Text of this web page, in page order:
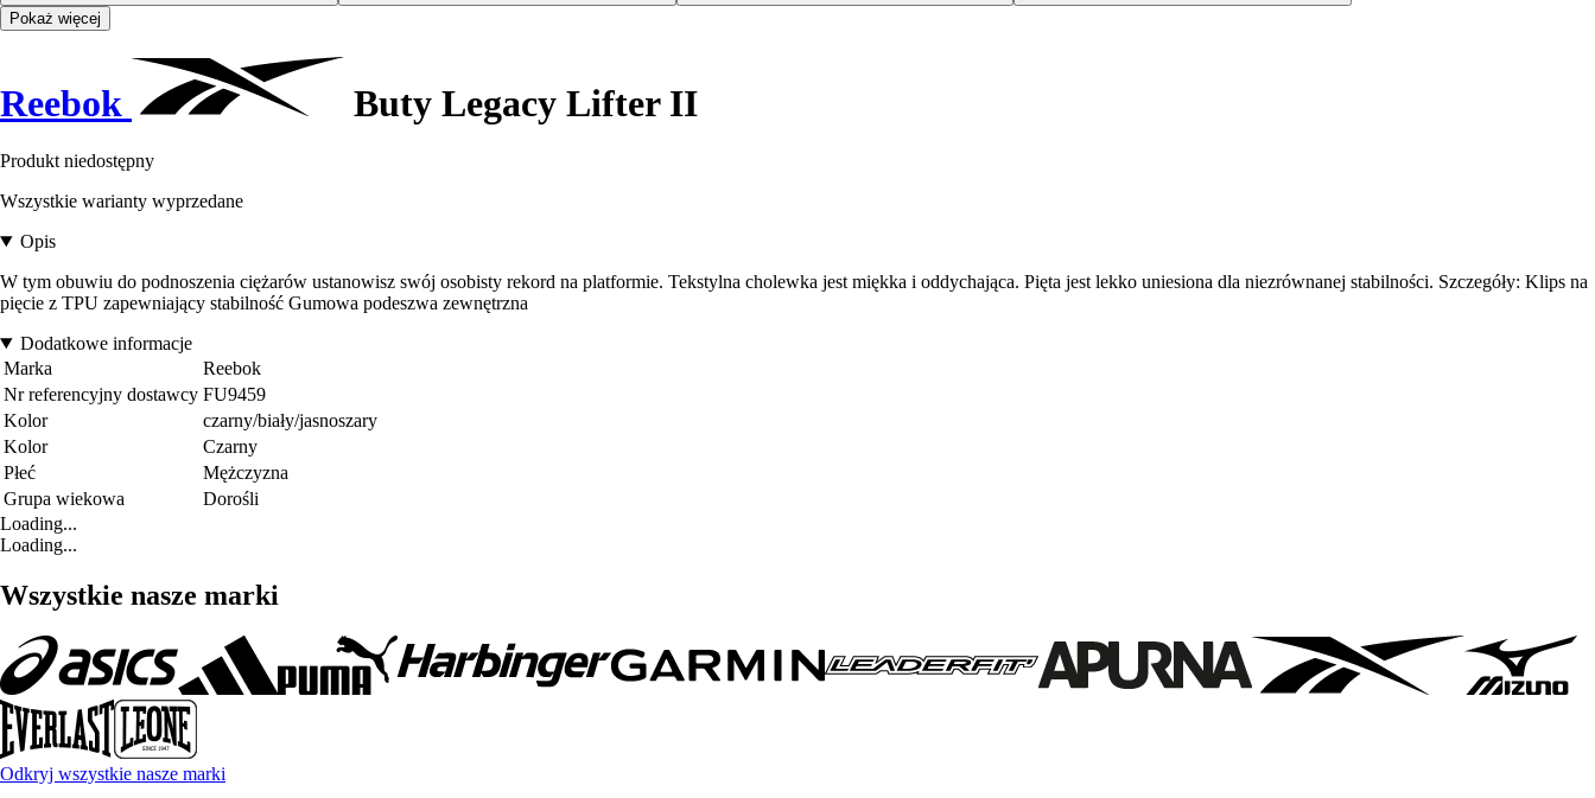
Pokaż więcej
Reebok Buty Legacy Lifter II
Produkt niedostępny
Wszystkie warianty wyprzedane
Opis
W tym obuwiu do podnoszenia ciężarów ustanowisz swój osobisty rekord na platformie. Tekstylna cholewka jest miękka i oddychająca. Pięta jest lekko uniesiona dla niezrównanej stabilności. Szczegóły: Klips na
pięcie z TPU zapewniający stabilność Gumowa podeszwa zewnętrzna
Dodatkowe informacje
Marka
Reebok
Nr referencyjny dostawcy FU9459
Kolor
czarny/biały/jasnoszary
Kolor
Czarny
Płeć
Mężczyzna
Grupa wiekowa
Dorośli
Loading...
Loading...
Wszystkie nasze marki
Odkryj wszystkie nasze marki